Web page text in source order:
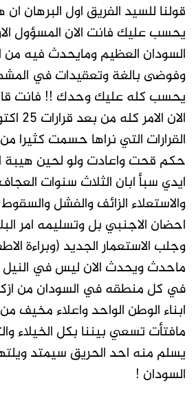
قولنا للسيد الفريق اول البرهان ان
يحسب عليك فانت الان المسؤول
السودان العظيم ومايحدث فيه من
وفوضى بالغة وتعقيدات في
يحسب كله عليك وحدك !! فانت
الان
القرارات التي نراها حسمت
حكم قحت واعادت ولو لحين هيبة
ايدي سبأ ابان الثلاث سنوات
والاستعلاء الزائف والفشل والسقوط
احضان الاجنبي بل وتسليمه امر
وجلب الاستعمار الجديد (وبراءة
ماحدث ويحدث الان ليس في النيل
في كل منطقه في السودان من
ابناء الوطن الواحد واعلاء مخيف
مافتأت تسعي بيننا بكل الخيلاء
يسلم منه احد الحريق سيمتد
السودان !